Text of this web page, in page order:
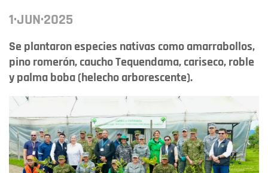
1·JUN·2025
Se plantaron especies nativas como amarrabollos,
pino romerón, caucho Tequendama, cariseco, roble
y palma boba (helecho arborescente).